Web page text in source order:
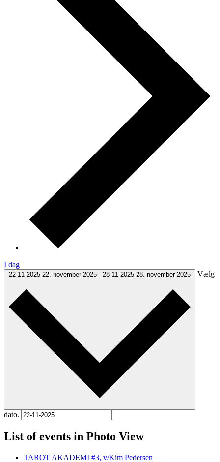
I dag
22-11-2025 22. november 2025 - 28-11-2025 28. november 2025 Vælg
dato.
List of events in Photo View
TAROT AKADEMI #3, v/Kim Pedersen